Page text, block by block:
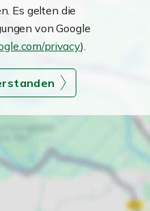
Es gelten die
von Google
privacy).